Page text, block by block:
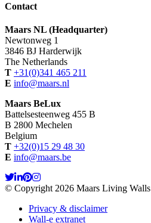
Contact
Maars NL (Headquarter)
Newtonweg 1
3846 BJ Harderwijk
The Netherlands
T +31(0)341 465 211
E info@maars.nl
Maars BeLux
Battelsesteenweg 455 B
B 2800 Mechelen
Belgium
T +32(0)15 29 48 30
E info@maars.be
© Copyright 2026 Maars Living Walls
Privacy & disclaimer
Wall-e extranet